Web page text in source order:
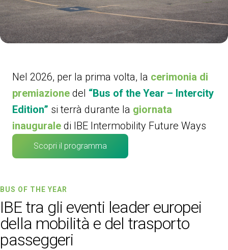
Nel 2026, per la prima volta, la cerimonia di
premiazione del “Bus of the Year – Intercity
Edition” si terrà durante la giornata
inaugurale di IBE Intermobility Future Ways
Scopri il programma
BUS OF THE YEAR
IBE tra gli eventi leader europei
della mobilità e del trasporto
passeggeri